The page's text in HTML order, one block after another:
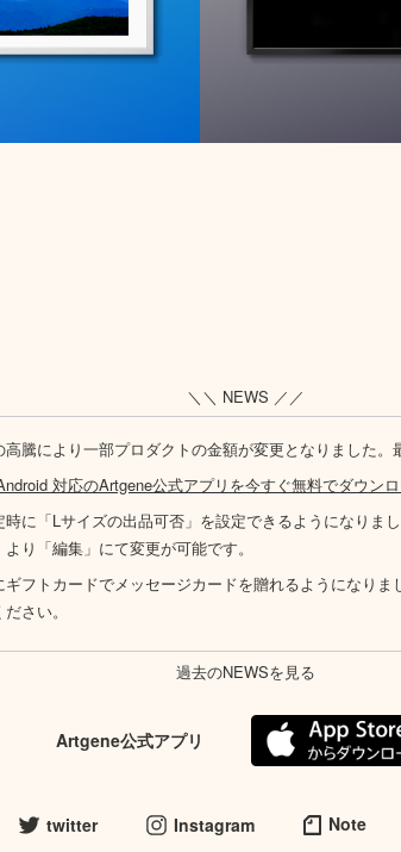
＼＼ NEWS ／／
高騰により一部プロダクトの金額が変更となりました。
対応のArtgene公式アプリを今すぐ無料でダウンロ
時に「Lサイズの出品可否」を設定できるようになりま
り「編集」にて変更が可能です。
ギフトカードでメッセージカードを贈れるようになり
さい。
過去のNEWSを見る
Artgene公式アプリ
twitter Instagram Note